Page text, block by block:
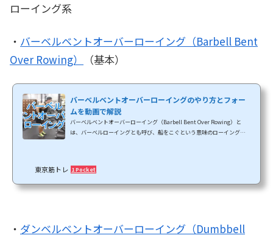
ローイング系
・ バーベルベントオーバーローイング（Barbell Bent
Over Rowing）
（基本）
バーベルベントオーバーローイングのやり方とフォー
ムを動画で解説
バーベルベントオーバーローイング（Barbell Bent Over Rowing）と
は、バーベルローイングとも呼び、船をこぐという意味のローイング
その中でも、このバーベルベントオーバーローイングがローイングの代
表的なトレーニングになります。ベントオーバーバーベルローイングはグ
東京筋トレ 1 Pocket
・ ダンベルベントオーバーローイング（Dumbbell